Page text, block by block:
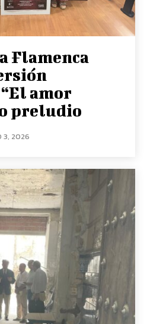
Flamenca
amor
preludio
3, 2026